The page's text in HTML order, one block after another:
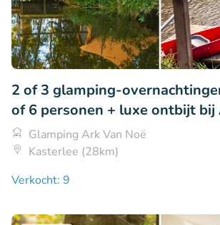
2 of 3 glamping-
of 6 personen + luxe ontbijt bij
Glamping Ark Van Noë
Kasterlee (28km)
Verkocht: 9